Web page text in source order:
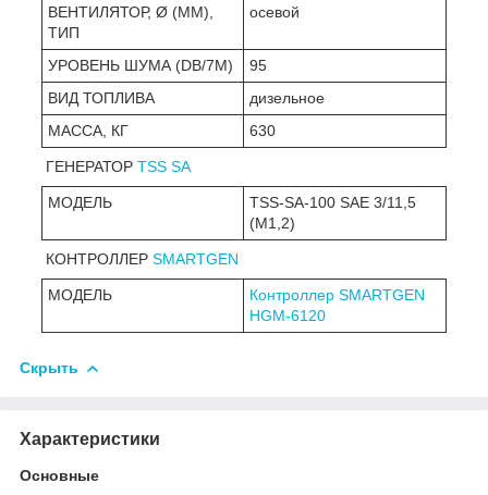
ВЕНТИЛЯТОР, Ø (ММ),
ТИП
осевой
УРОВЕНЬ ШУМА (DB/7М)
95
ВИД ТОПЛИВА
дизельное
МАССА, КГ
630
ГЕНЕРАТОР TSS SA
МОДЕЛЬ
TSS-SA-100 SAE 3/11,5
(М1,2)
КОНТРОЛЛЕР SMARTGEN
МОДЕЛЬ
Контроллер SMARTGEN
HGM-6120
Скрыть
Характеристики
Основные